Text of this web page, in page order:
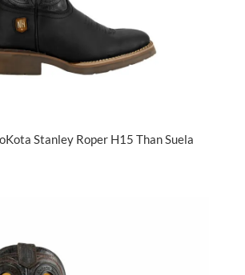
Stanley Roper H15 Than Suela